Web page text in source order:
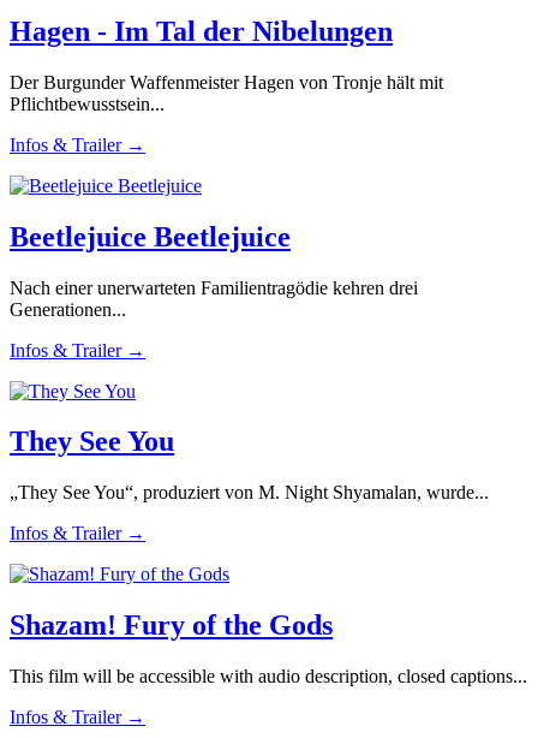
Hagen - Im Tal der Nibelungen
Der Burgunder Waffenmeister Hagen von Tronje hält mit
Pflichtbewusstsein...
Infos & Trailer →
Beetlejuice Beetlejuice
Nach einer unerwarteten Familientragödie kehren drei
Generationen...
Infos & Trailer →
They See You
„They See You“, produziert von M. Night Shyamalan, wurde...
Infos & Trailer →
Shazam! Fury of the Gods
This film will be accessible with audio description, closed captions...
Infos & Trailer →